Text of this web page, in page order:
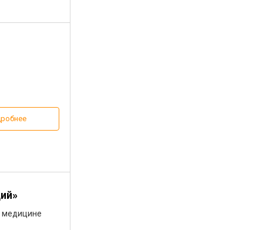
медицине